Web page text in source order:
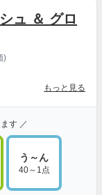
ュ ＆ グロ
)
もっと見る
す ／
う～ん
40～1点